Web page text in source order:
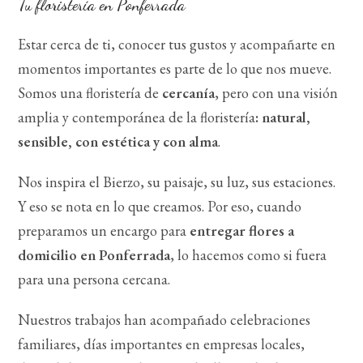
Tu floristería en Ponferrada
Estar cerca de ti, conocer tus gustos y acompañarte en
momentos importantes es parte de lo que nos mueve.
Somos una floristería de cercanía, pero con una visión
amplia y contemporánea de la floristería: natural,
sensible, con estética y con alma.
Nos inspira el Bierzo, su paisaje, su luz, sus estaciones.
Y eso se nota en lo que creamos. Por eso, cuando
preparamos un encargo para entregar flores a
domicilio en Ponferrada, lo hacemos como si fuera
para una persona cercana.
Nuestros trabajos han acompañado celebraciones
familiares, días importantes en empresas locales,